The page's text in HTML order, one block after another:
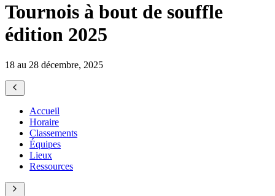
Tournois à bout de souffle
édition 2025
18 au 28 décembre, 2025
Accueil
Horaire
Classements
Équipes
Lieux
Ressources